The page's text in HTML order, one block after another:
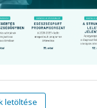
letöltése